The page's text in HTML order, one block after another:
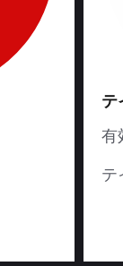
テ
有
テ